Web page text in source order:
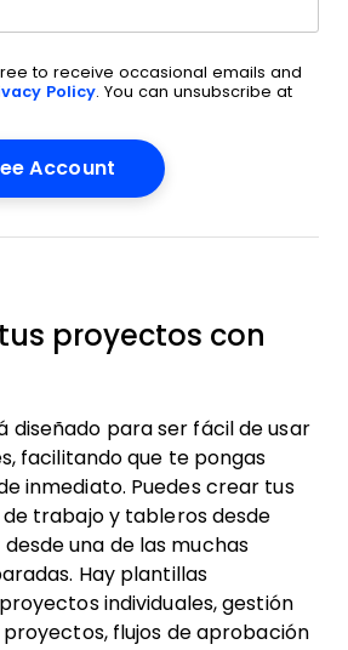
to receive occasional emails and
Policy. You can unsubscribe at
proyectos con
diseñado para ser fácil de usar
facilitando que te pongas
inmediato. Puedes crear tus
trabajo y tableros desde
una de las muchas
Hay plantillas
individuales, gestión
flujos de aprobación